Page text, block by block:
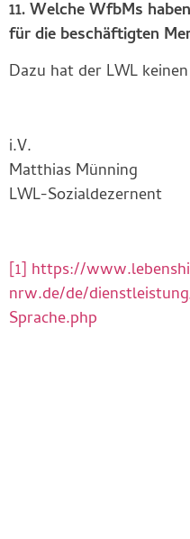
11. Welche WfbMs
für die beschäftigten
Dazu hat der LWL
i.V.
Matthias Münning
LWL-Sozialdezernent
[1] https://
nrw.de/de/
Sprache.php